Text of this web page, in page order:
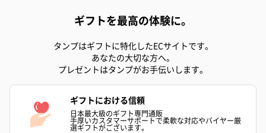
ギフトを最高の体験に。
タンプはギフトに特化したECサイトです。
あなたの大切な方へ。
プレゼントはタンプがお手伝いします。
ギフトにおける信頼
日本最大級のギフト専門通販
手厚いカスタマーサポートで柔軟な対応やバイヤー厳
選ギフトがございます。